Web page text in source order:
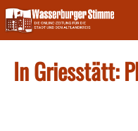
Skip
to
content
In Griesstätt: